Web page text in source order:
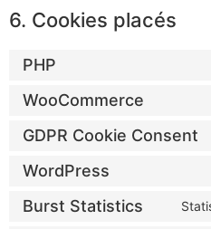
6. Cookies placés
PHP
WooCommerce
GDPR Cookie Consent
WordPress
Burst Statistics